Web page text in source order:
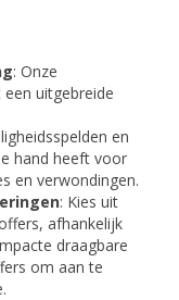
: Onze
uitgebreide
en
hand heeft voor
en verwondingen.
: Kies uit
afhankelijk
draagbare
om aan te